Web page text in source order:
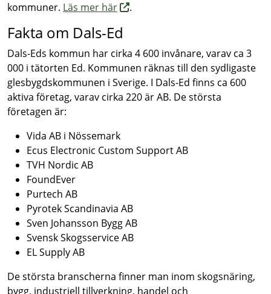
kommuner. Läs mer här .
Fakta om Dals-Ed
Dals-Eds kommun har cirka 4 600 invånare, varav ca 3
000 i tätorten Ed. Kommunen räknas till den sydligaste
glesbygdskommunen i Sverige. I Dals-Ed finns ca 600
aktiva företag, varav cirka 220 är AB. De största
företagen är:
Vida AB i Nössemark
Ecus Electronic Custom Support AB
TVH Nordic AB
FoundEver
Purtech AB
Pyrotek Scandinavia AB
Sven Johansson Bygg AB
Svensk Skogsservice AB
EL Supply AB
De största branscherna finner man inom skogsnäring,
bygg, industriell tillverkning, handel och